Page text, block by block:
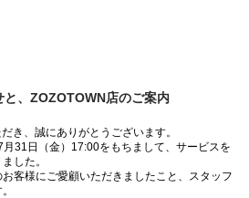
と、ZOZOTOWN店のご案内
き、誠にありがとうございます。
31日（金）17:00をもちまして、サービスを
した。
客様にご愛顧いただきましたこと、スタッフ